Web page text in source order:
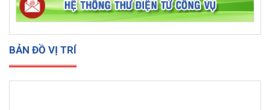
BẢN ĐỒ VỊ TRÍ